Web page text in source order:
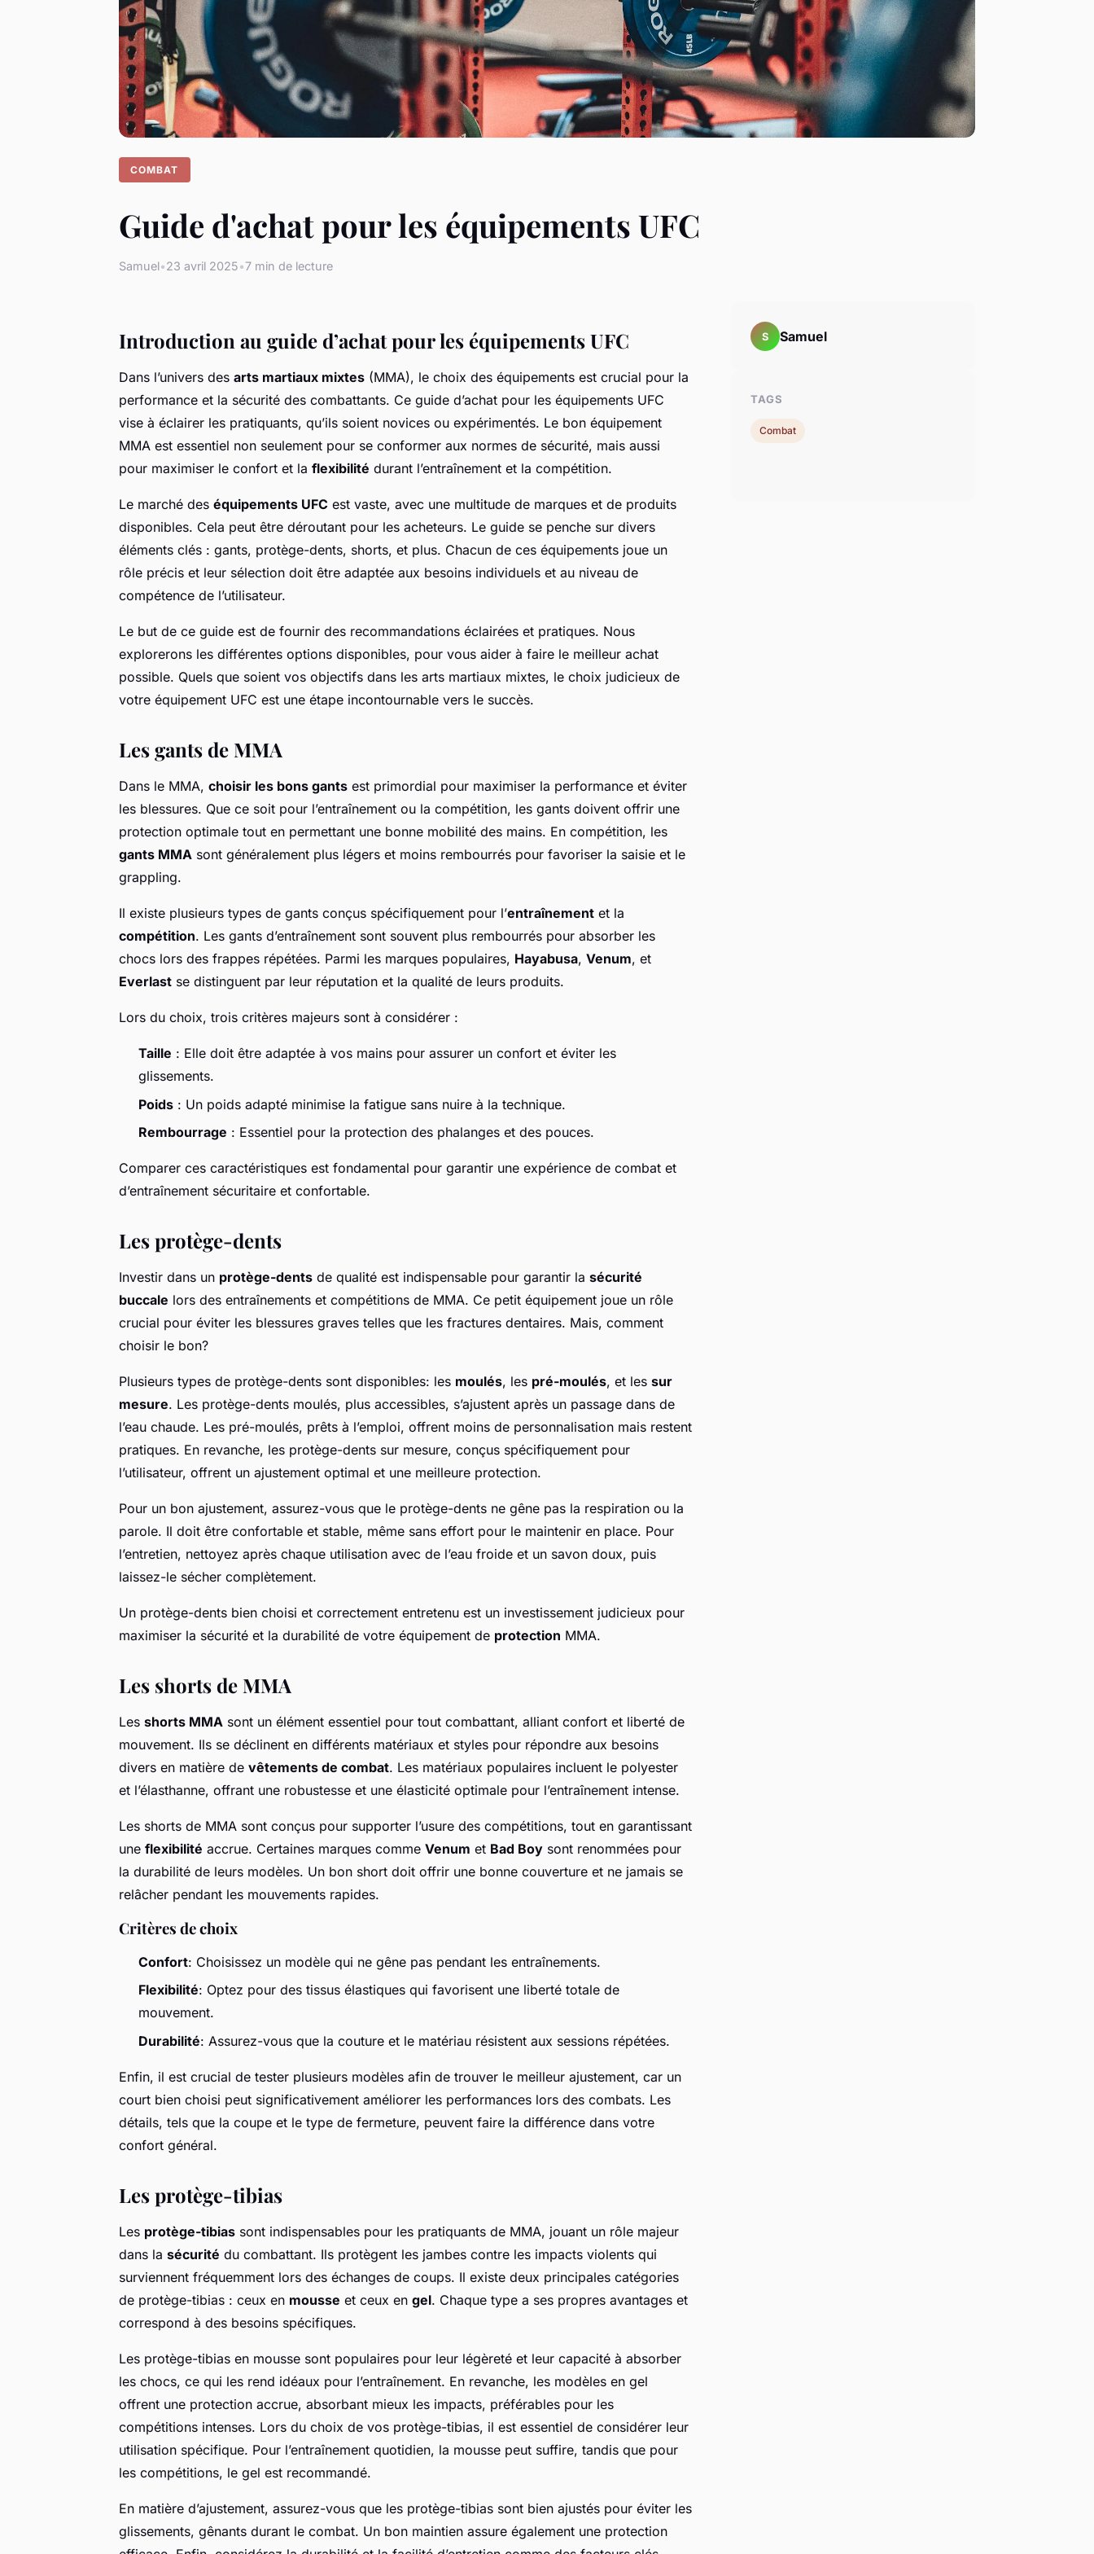
COMBAT
Guide d'achat pour les équipements UFC
Samuel•23 avril 2025•7 min de lecture
Introduction au guide d’achat pour les équipements UFC
Dans l’univers des arts martiaux mixtes (MMA), le choix des équipements est crucial pour la
performance et la sécurité des combattants. Ce guide d’achat pour les équipements UFC
vise à éclairer les pratiquants, qu’ils soient novices ou expérimentés. Le bon équipement
MMA est essentiel non seulement pour se conformer aux normes de sécurité, mais aussi
pour maximiser le confort et la flexibilité durant l’entraînement et la compétition.
Le marché des équipements UFC est vaste, avec une multitude de marques et de produits
disponibles. Cela peut être déroutant pour les acheteurs. Le guide se penche sur divers
éléments clés : gants, protège-dents, shorts, et plus. Chacun de ces équipements joue un
rôle précis et leur sélection doit être adaptée aux besoins individuels et au niveau de
compétence de l’utilisateur.
Le but de ce guide est de fournir des recommandations éclairées et pratiques. Nous
explorerons les différentes options disponibles, pour vous aider à faire le meilleur achat
possible. Quels que soient vos objectifs dans les arts martiaux mixtes, le choix judicieux de
votre équipement UFC est une étape incontournable vers le succès.
Les gants de MMA
Dans le MMA, choisir les bons gants est primordial pour maximiser la performance et éviter
les blessures. Que ce soit pour l’entraînement ou la compétition, les gants doivent offrir une
protection optimale tout en permettant une bonne mobilité des mains. En compétition, les
gants MMA sont généralement plus légers et moins rembourrés pour favoriser la saisie et le
grappling.
Il existe plusieurs types de gants conçus spécifiquement pour l’entraînement et la
compétition. Les gants d’entraînement sont souvent plus rembourrés pour absorber les
chocs lors des frappes répétées. Parmi les marques populaires, Hayabusa, Venum, et
Everlast se distinguent par leur réputation et la qualité de leurs produits.
Lors du choix, trois critères majeurs sont à considérer :
Taille : Elle doit être adaptée à vos mains pour assurer un confort et éviter les
glissements.
Poids : Un poids adapté minimise la fatigue sans nuire à la technique.
Rembourrage : Essentiel pour la protection des phalanges et des pouces.
Comparer ces caractéristiques est fondamental pour garantir une expérience de combat et
d’entraînement sécuritaire et confortable.
Les protège-dents
Investir dans un protège-dents de qualité est indispensable pour garantir la sécurité
buccale lors des entraînements et compétitions de MMA. Ce petit équipement joue un rôle
crucial pour éviter les blessures graves telles que les fractures dentaires. Mais, comment
choisir le bon?
Plusieurs types de protège-dents sont disponibles: les moulés, les pré-moulés, et les sur
mesure. Les protège-dents moulés, plus accessibles, s’ajustent après un passage dans de
l’eau chaude. Les pré-moulés, prêts à l’emploi, offrent moins de personnalisation mais restent
pratiques. En revanche, les protège-dents sur mesure, conçus spécifiquement pour
l’utilisateur, offrent un ajustement optimal et une meilleure protection.
Pour un bon ajustement, assurez-vous que le protège-dents ne gêne pas la respiration ou la
parole. Il doit être confortable et stable, même sans effort pour le maintenir en place. Pour
l’entretien, nettoyez après chaque utilisation avec de l’eau froide et un savon doux, puis
laissez-le sécher complètement.
Un protège-dents bien choisi et correctement entretenu est un investissement judicieux pour
maximiser la sécurité et la durabilité de votre équipement de protection MMA.
Les shorts de MMA
Les shorts MMA sont un élément essentiel pour tout combattant, alliant confort et liberté de
mouvement. Ils se déclinent en différents matériaux et styles pour répondre aux besoins
divers en matière de vêtements de combat. Les matériaux populaires incluent le polyester
et l’élasthanne, offrant une robustesse et une élasticité optimale pour l’entraînement intense.
Les shorts de MMA sont conçus pour supporter l’usure des compétitions, tout en garantissant
une flexibilité accrue. Certaines marques comme Venum et Bad Boy sont renommées pour
la durabilité de leurs modèles. Un bon short doit offrir une bonne couverture et ne jamais se
relâcher pendant les mouvements rapides.
Critères de choix
Confort: Choisissez un modèle qui ne gêne pas pendant les entraînements.
Flexibilité: Optez pour des tissus élastiques qui favorisent une liberté totale de
mouvement.
Durabilité: Assurez-vous que la couture et le matériau résistent aux sessions répétées.
Enfin, il est crucial de tester plusieurs modèles afin de trouver le meilleur ajustement, car un
court bien choisi peut significativement améliorer les performances lors des combats. Les
détails, tels que la coupe et le type de fermeture, peuvent faire la différence dans votre
confort général.
Les protège-tibias
Les protège-tibias sont indispensables pour les pratiquants de MMA, jouant un rôle majeur
dans la sécurité du combattant. Ils protègent les jambes contre les impacts violents qui
surviennent fréquemment lors des échanges de coups. Il existe deux principales catégories
de protège-tibias : ceux en mousse et ceux en gel. Chaque type a ses propres avantages et
correspond à des besoins spécifiques.
Les protège-tibias en mousse sont populaires pour leur légèreté et leur capacité à absorber
les chocs, ce qui les rend idéaux pour l’entraînement. En revanche, les modèles en gel
offrent une protection accrue, absorbant mieux les impacts, préférables pour les
compétitions intenses. Lors du choix de vos protège-tibias, il est essentiel de considérer leur
utilisation spécifique. Pour l’entraînement quotidien, la mousse peut suffire, tandis que pour
les compétitions, le gel est recommandé.
En matière d’ajustement, assurez-vous que les protège-tibias sont bien ajustés pour éviter les
glissements, gênants durant le combat. Un bon maintien assure également une protection
S Samuel
TAGS
Combat